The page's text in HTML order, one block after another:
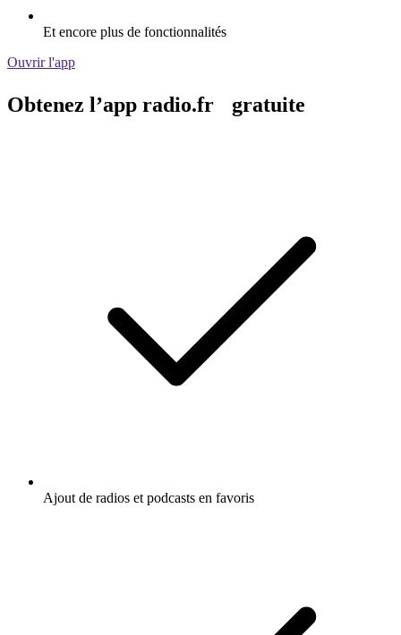
Et encore plus de fonctionnalités
Ouvrir l'app
Obtenez l’app radio.fr gratuite
Ajout de radios et podcasts en favoris